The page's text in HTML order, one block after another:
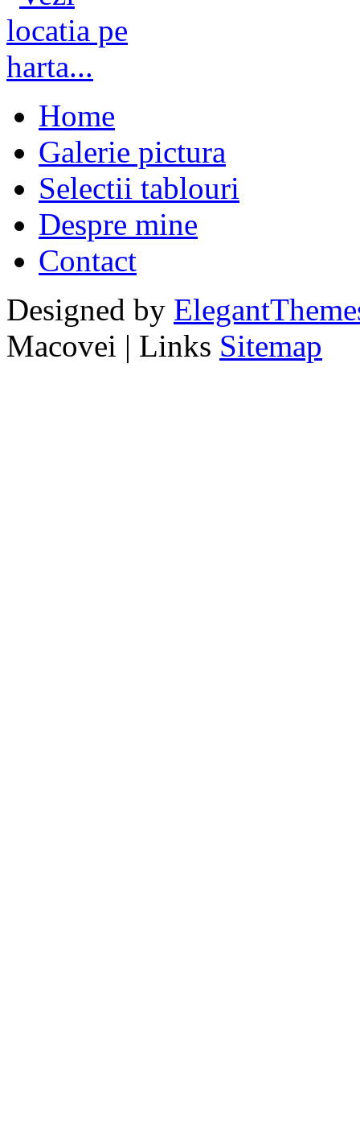
Home
Galerie pictura
Selectii tablouri
Despre mine
Contact
Designed by
Macovei | Links Sitemap